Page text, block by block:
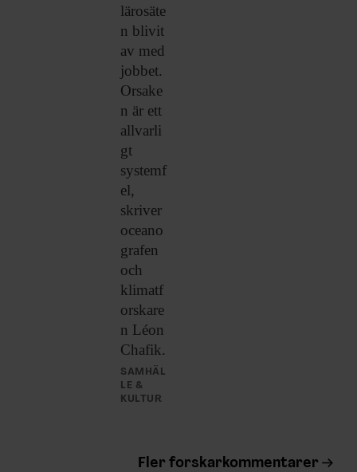
lärosäte
n blivit
av med
jobbet.
Orsake
n är ett
allvarli
gt
systemf
el,
skriver
oceano
grafen
och
klimatf
orskare
n Léon
Chafik.
SAMHÄL
LE &
KULTUR
Fler forskarkommentarer